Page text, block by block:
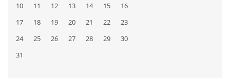
10
11 12 13 14 15
16
17
18 19 20 21 22
23
24
25 26 27 28 29
30
31